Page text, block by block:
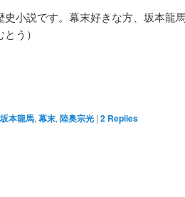
小説です。幕末好きな方、坂本龍
う）
坂本龍馬, 幕末, 陸奥宗光 | 2 Replies